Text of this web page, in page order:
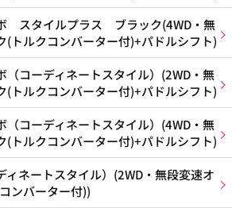
スタイルプラス ブラック(4WD・無
(トルクコンバーター付)+パドルシフト)
コーディネートスタイル）(2WD・無
(トルクコンバーター付)+パドルシフト)
コーディネートスタイル）(4WD・無
(トルクコンバーター付)+パドルシフト)
ネートスタイル）(2WD・無段変速オ
ンバーター付))